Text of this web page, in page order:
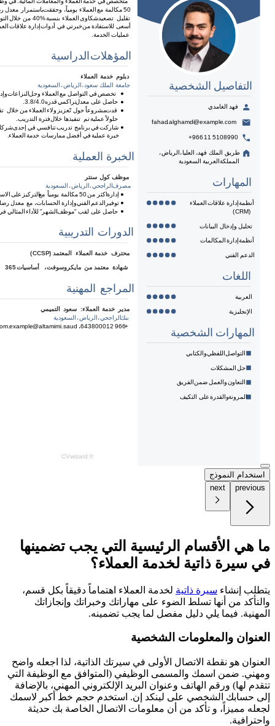
استخدام النموذج
previous
next
ما هي الأقسام الرئيسية التي يجب تضمينها
في سيرة ذاتية لخدمة العملاء؟
يتطلب إنشاء سيرة ذاتية لخدمة العملاء اهتماماً دقيقاً بكل قسم،
والتأكد من أنها تسلط الضوء على مهاراتك وخبراتك وإنجازاتك
المهنية. فيما يلي دليل مفصل لما يجب تضمينه.
العنوان والمعلومات الشخصية
العنوان هو نقطة الاتصال الأولى في سيرتك الذاتية، لذا اجعله واضح
ومهني. ضمن اسمك والمسمى الوظيفي (المتوافق مع الوظيفة التي
تتقدم لها) ورقم الهاتف وعنوان البريد الإلكتروني المهني، بالإضافة
إلى حسابك الشخصي على لينكد إن. استخدم حجم خط أكبر لاسمك
لجعله مميزاً، و تأكد من أن معلومات الاتصال الخاصة بك حديثة
واحترافية.